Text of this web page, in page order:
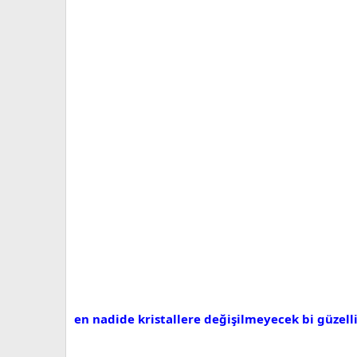
en nadide kristallere değişilmeyecek bi